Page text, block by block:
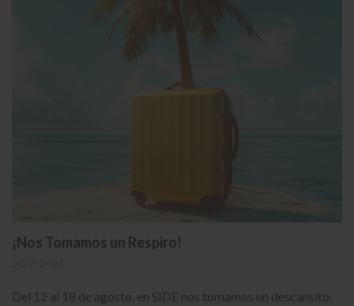
¡Nos Tomamos un Respiro!
Del 12 al 18 de agosto, en SIDE nos tomamos un descansito.